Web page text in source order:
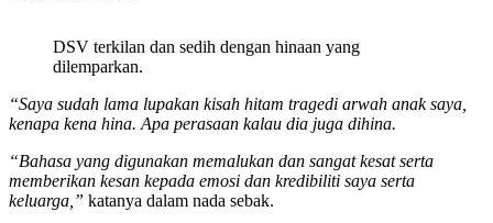
DSV terkilan dan sedih dengan hinaan yang
dilemparkan.
“Saya sudah lama lupakan kisah hitam tragedi arwah anak saya,
kenapa kena hina. Apa perasaan kalau dia juga dihina.
“Bahasa yang digunakan memalukan dan sangat kesat serta
memberikan kesan kepada emosi dan kredibiliti saya serta
keluarga,” katanya dalam nada sebak.